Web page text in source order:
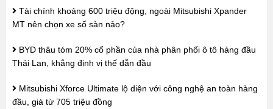
Tài chính khoảng 600 triệu động, ngoài Mitsubishi Xpander
MT nên chọn xe số sàn nảo?
BYD thâu tóm 20% cổ phần của nhà phân phối ô tô hàng đầu
Thái Lan, khẳng định vị thế dẫn đầu
Mitsubishi Xforce Ultimate lộ diện với công nghệ an toàn hàng
đầu, giá từ 705 triệu đồng